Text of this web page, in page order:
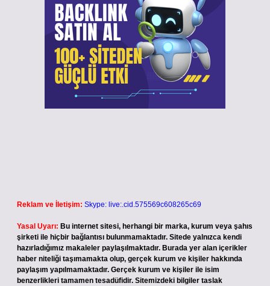
Reklam ve İletişim: Skype: live:.cid.575569c608265c69
Yasal Uyarı: Bu internet sitesi, herhangi bir marka, kurum veya şahıs
şirketi ile hiçbir bağlantısı bulunmamaktadır. Sitede yalnızca kendi
hazırladığımız makaleler paylaşılmaktadır. Burada yer alan içerikler
haber niteliği taşımamakta olup, gerçek kurum ve kişiler hakkında
paylaşım yapılmamaktadır. Gerçek kurum ve kişiler ile isim
benzerlikleri tamamen tesadüfidir. Sitemizdeki bilgiler taslak